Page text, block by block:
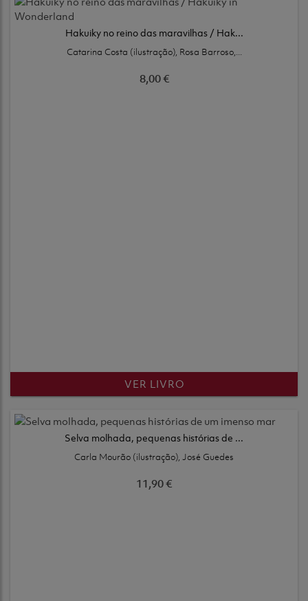
Hakuiky no reino das maravilhas / Hak...
Catarina Costa (ilustração), Rosa Barroso,...
8,00 €
VER LIVRO
Selva molhada, pequenas histórias de ...
Carla Mourão (ilustração), José Guedes
11,90 €